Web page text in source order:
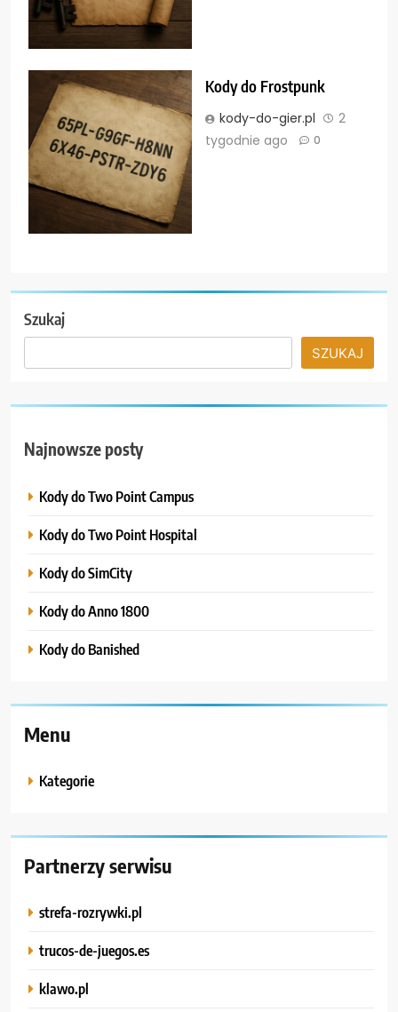
Kody do Frostpunk
kody-do-gier.pl
2
tygodnie ago
0
Szukaj
SZUKAJ
Najnowsze posty
Kody do Two Point Campus
Kody do Two Point Hospital
Kody do SimCity
Kody do Anno 1800
Kody do Banished
Menu
Kategorie
Partnerzy serwisu
strefa-rozrywki.pl
trucos-de-juegos.es
klawo.pl